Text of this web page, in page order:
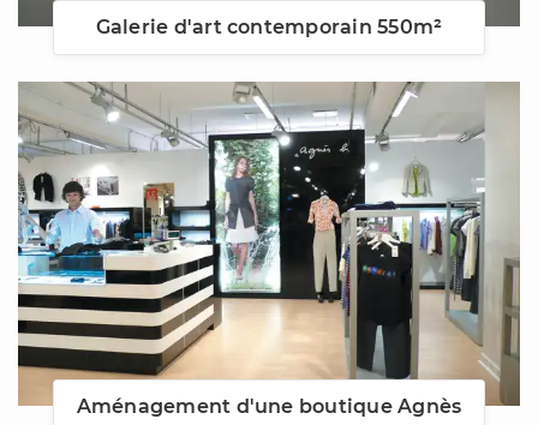
Galerie d'art contemporain 550m²
Aménagement d'une boutique Agnès